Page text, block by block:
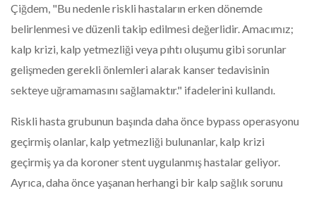
Çiğdem, "Bu nedenle riskli hastaların erken dönemde
belirlenmesi ve düzenli takip edilmesi değerlidir. Amacımız;
kalp krizi, kalp yetmezliği veya pıhtı oluşumu gibi sorunlar
gelişmeden gerekli önlemleri alarak kanser tedavisinin
sekteye uğramamasını sağlamaktır." ifadelerini kullandı.
Riskli hasta grubunun başında daha önce bypass operasyonu
geçirmiş olanlar, kalp yetmezliği bulunanlar, kalp krizi
geçirmiş ya da koroner stent uygulanmış hastalar geliyor.
Ayrıca, daha önce yaşanan herhangi bir kalp sağlık sorunu